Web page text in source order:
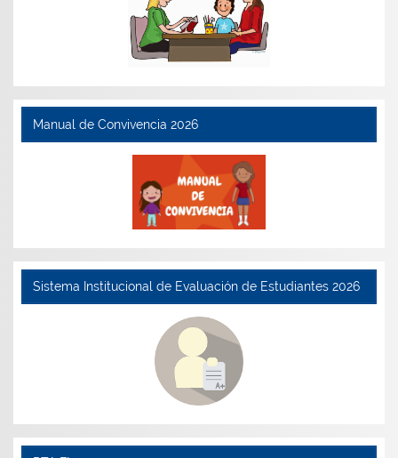
Manual de Convivencia 2026
Sistema Institucional de Evaluación de Estudiantes 2026